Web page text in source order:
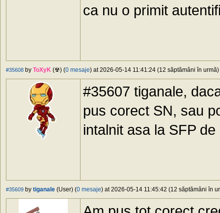
ca nu o primit
#35608 by ToXyK (☢) (0 mesaje) at 2026-05-14 11:41:24 (12 săptămâni în urmă)
#35607 tiganale,
pus corect SN, sau
intalnit asa la SFP de
#35609 by tiganale (User) (0 mesaje) at 2026-05-14 11:45:42 (12 săptămâni în